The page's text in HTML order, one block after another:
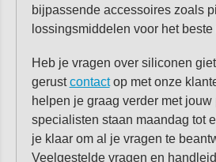
bijpassende accessoires zoals
lossingsmiddelen voor het beste
Heb je vragen over siliconen
gerustcontactop met onze
helpen je graag verder met jouw
specialisten staan maandag tot
je klaar om al je vragen te
Veelgestelde vragen en